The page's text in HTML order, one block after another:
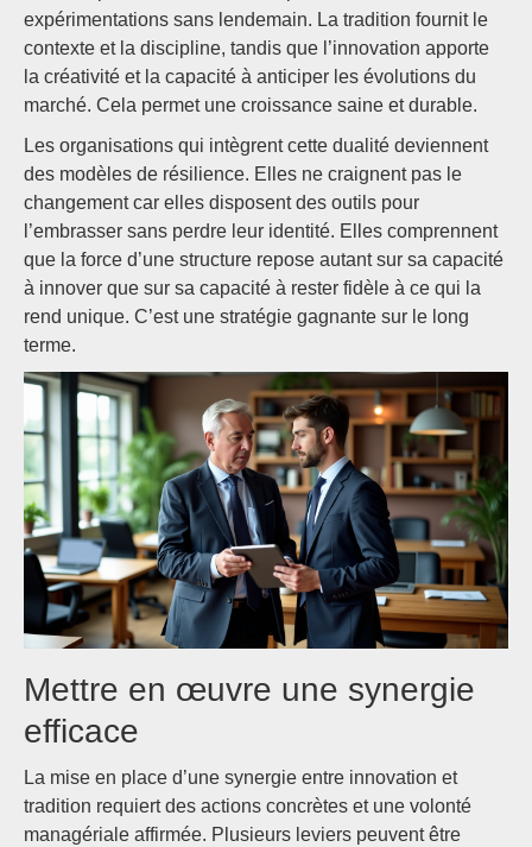
expérimentations sans lendemain. La tradition fournit le
contexte et la discipline, tandis que l’innovation apporte
la créativité et la capacité à anticiper les évolutions du
marché. Cela permet une croissance saine et durable.
Les organisations qui intègrent cette dualité deviennent
des modèles de résilience. Elles ne craignent pas le
changement car elles disposent des outils pour
l’embrasser sans perdre leur identité. Elles comprennent
que la force d’une structure repose autant sur sa capacité
à innover que sur sa capacité à rester fidèle à ce qui la
rend unique. C’est une stratégie gagnante sur le long
terme.
Mettre en œuvre une synergie
efficace
La mise en place d’une synergie entre innovation et
tradition requiert des actions concrètes et une volonté
managériale affirmée. Plusieurs leviers peuvent être